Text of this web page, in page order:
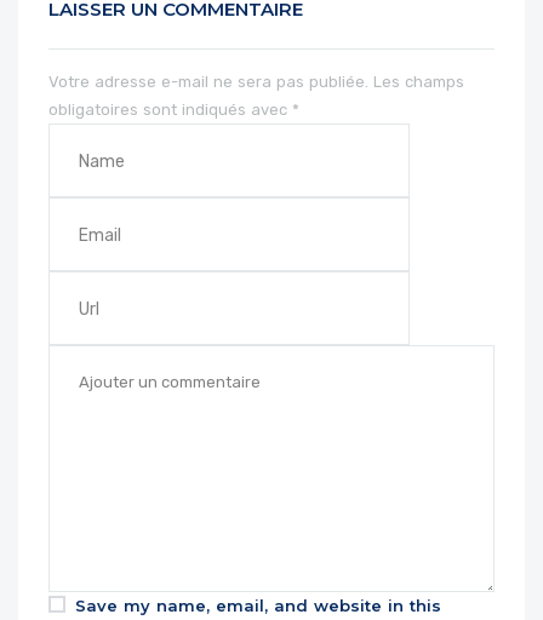
LAISSER UN COMMENTAIRE
Votre adresse e-mail ne sera pas publiée. Les champs
obligatoires sont indiqués avec *
Save my name, email, and website in this